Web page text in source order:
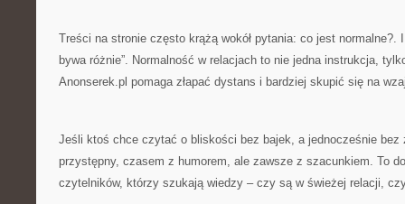
Treści na stronie często krążą wokół pytania: co jest normalne?.
bywa różnie”. Normalność w relacjach to nie jedna instrukcja,
Anonserek.pl pomaga złapać dystans i bardziej skupić się na
Jeśli ktoś chce czytać o bliskości bez bajek, a jednocześnie bez
przystępny, czasem z humorem, ale zawsze z szacunkiem. To
czytelników, którzy szukają wiedzy – czy są w świeżej relacji,